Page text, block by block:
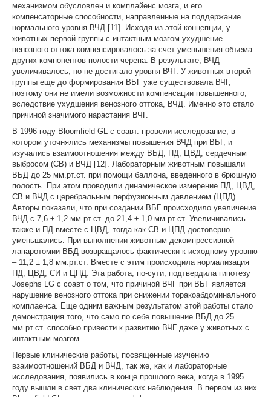
механизмом обусловлен и комплайенс мозга, и его
компенсаторные способности, направленные на поддержание
нормального уровня ВЧД [11]. Исходя из этой концепции, у
животных первой группы с интактным мозгом ухудшение
венозного оттока компенсировалось за счет уменьшения объема
других компонентов полости черепа. В результате, ВЧД
увеличивалось, но не достигало уровня ВЧГ. У животных второй
группы еще до формирования ВБГ уже существовала ВЧГ,
поэтому они не имели возможности компенсации повышенного,
вследствие ухудшения венозного оттока, ВЧД. Именно это стало
причиной значимого нарастания ВЧГ.
В 1996 году Bloomfield GL с соавт. провели исследование, в
котором уточнялись механизмы повышения ВЧД при ВБГ, и
изучались взаимоотношения между ВБД, ПД, ЦВД, сердечным
выбросом (СВ) и ВЧД [12]. Лабораторным животным повышали
ВБД до 25 мм.рт.ст. при помощи баллона, введенного в брюшную
полость. При этом проводили динамическое измерение ПД, ЦВД,
СВ и ВЧД с церебральным перфузионным давлением (ЦПД).
Авторы показали, что при создании ВБГ происходило увеличение
ВЧД с 7,6 ± 1,2 мм.рт.ст. до 21,4 ± 1,0 мм.рт.ст. Увеличивались
также и ПД вместе с ЦВД, тогда как СВ и ЦПД достоверно
уменьшались. При выполнении животным декомпрессивной
лапаротомии ВБД возвращалось фактически к исходному уровню
– 11,2 ± 1,8 мм.рт.ст. Вместе с этим происходила нормализация
ПД, ЦВД, СИ и ЦПД. Эта работа, по-сути, подтвердила гипотезу
Josephs LG с соавт о том, что причиной ВЧГ при ВБГ является
нарушение венозного оттока при снижении торакоабдоминального
комплаенса. Еще одним важным результатом этой работы стало
демонстрация того, что само по себе повышение ВБД до 25
мм.рт.ст. способно привести к развитию ВЧГ даже у животных с
интактным мозгом.
Первые клинические работы, посвященные изучению
взаимоотношений ВБД и ВЧД, так же, как и лабораторные
исследования, появились в конце прошлого века, когда в 1995
году вышли в свет два клинических наблюдения. В первом из них